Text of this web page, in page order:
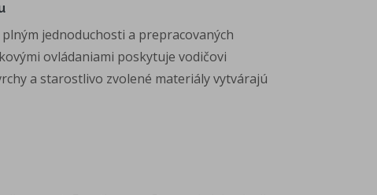
jednoduchosti a prepracovaných
ovládaniami poskytuje vodičovi
a starostlivo zvolené materiály vytvárajú